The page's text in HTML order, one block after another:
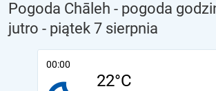
Pogoda Chāleh - pogoda
jutro - piątek 7 sierpnia
00:00
22°C